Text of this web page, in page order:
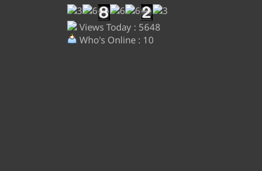
Views Today : 5648
Who's Online : 10